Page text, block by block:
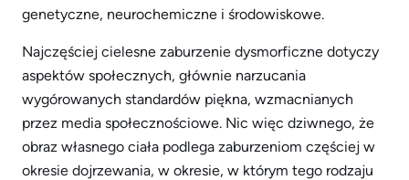
genetyczne, neurochemiczne i środowiskowe.
Najczęściej cielesne zaburzenie dysmorficzne dotyczy
aspektów społecznych, głównie narzucania
wygórowanych standardów piękna, wzmacnianych
przez media społecznościowe. Nic więc dziwnego, że
obraz własnego ciała podlega zaburzeniom częściej w
okresie dojrzewania, w okresie, w którym tego rodzaju